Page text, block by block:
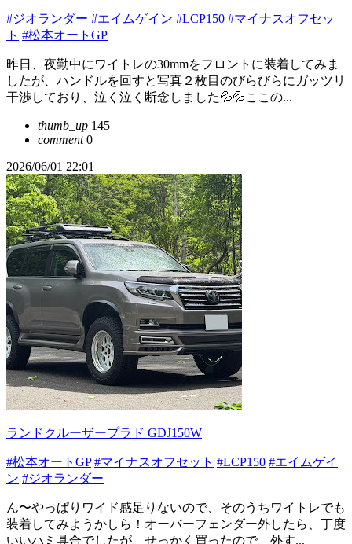
#ジオランダー #エイムゲイン #LCP150 #マイナスオフセッ
ト #松本オートGP
昨日、夜勤中にワイトレの30mmをフロントに装着してみま
したが、ハンドルを回すと写真２枚目のびらびらにガッツリ
干渉しており、泣く泣く断念しました💦💦ここの...
thumb_up 145
comment0
2026/06/01 22:01
ランドクルーザープラド GDJ150W
#松本オートGP #マイナスオフセット #LCP150 #エイムゲイ
ン #ジオランダー
ん〜やっぱりワイド感足りないので、そのうちワイトレでも
装着してみようかしら！オーバーフェンダー外したら、丁度
いいハミ具合でしたが、せっかく買ったので、外す...